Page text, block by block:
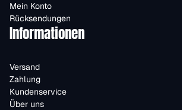
Mein Konto
Rücksendungen
Informationen
Versand
Zahlung
Kundenservice
Über uns